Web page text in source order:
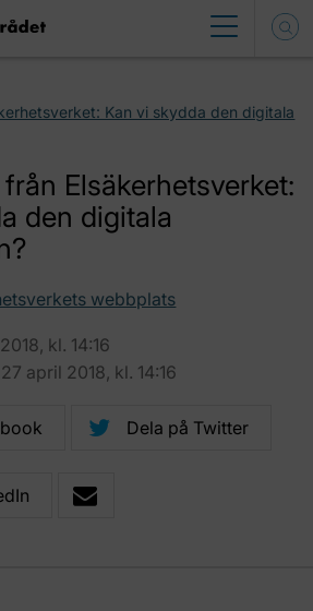
Kan vi skydda den digitala
Elsäkerhetsverket:
den digitala
webbplats
kl. 14:16
april 2018, kl. 14:16
Dela på Twitter